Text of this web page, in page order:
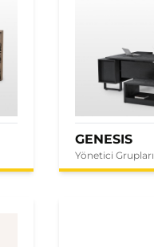
GENESIS
Yönetici Grupları